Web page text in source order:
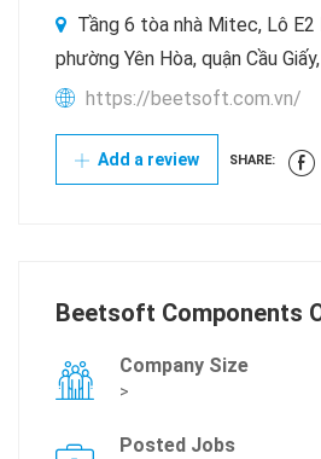
Tầng 6 tòa nhà Mitec, Lô E2
phường Yên Hòa, quận Cầu
https://beetsoft.com.vn/
Add a review SHARE:
Beetsoft Components
Company Size
>
Posted Jobs